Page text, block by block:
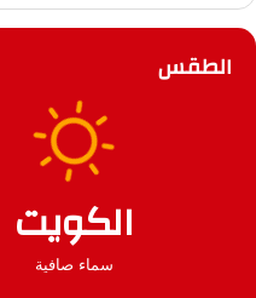
قأ
ش
الطقس
الكويت
سماء صافية